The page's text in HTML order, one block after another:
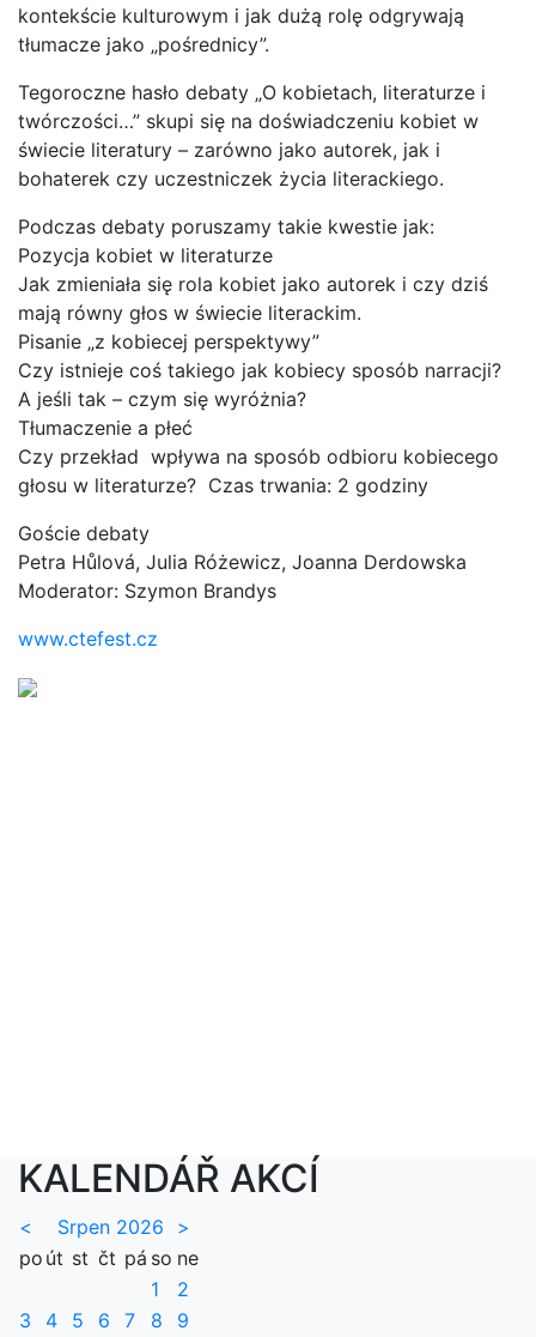
kontekście kulturowym i jak dużą rolę odgrywają
tłumacze jako „pośrednicy”.
Tegoroczne hasło debaty „O kobietach, literaturze i
twórczości…” skupi się na doświadczeniu kobiet w
świecie literatury – zarówno jako autorek, jak i
bohaterek czy uczestniczek życia literackiego.
Podczas debaty poruszamy takie kwestie jak:
Pozycja kobiet w literaturze
Jak zmieniała się rola kobiet jako autorek i czy dziś
mają równy głos w świecie literackim.
Pisanie „z kobiecej perspektywy”
Czy istnieje coś takiego jak kobiecy sposób narracji?
A jeśli tak – czym się wyróżnia?
Tłumaczenie a płeć
Czy przekład wpływa na sposób odbioru kobiecego
głosu w literaturze? Czas trwania: 2 godziny
Goście debaty
Petra Hůlová, Julia Różewicz, Joanna Derdowska
Moderator: Szymon Brandys
www.ctefest.cz
KALENDÁŘ AKCÍ
< Srpen 2026
>
po út st čt pá so ne
1
2
3
4 5 6 7 8
9